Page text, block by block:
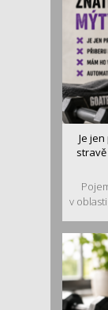
Je
v